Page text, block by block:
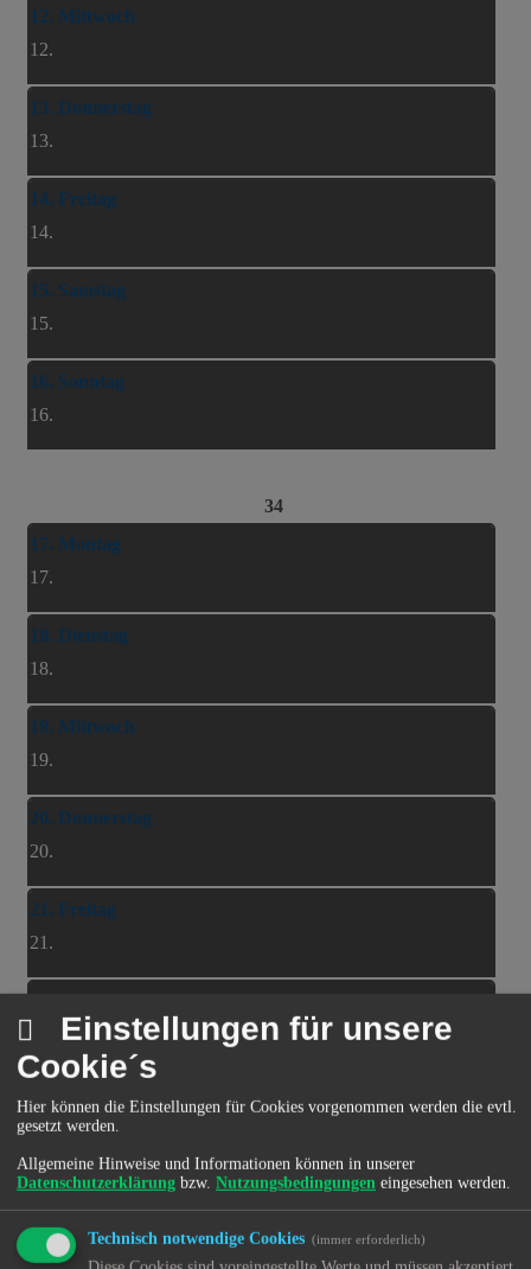
12. Mittwoch
12.
13. Donnerstag
13.
14. Freitag
14.
15. Samstag
15.
16. Sonntag
16.
34
17. Montag
17.
18. Dienstag
18.
19. Mittwoch
19.
20. Donnerstag
20.
21. Freitag
21.
23.
35
24. Montag
Einstellungen für unsere
Cookie´s
Hier können die Einstellungen für Cookies vorgenommen werden die evtl.
gesetzt werden.
Allgemeine Hinweise und Informationen können in unserer
Datenschutzerklärung bzw. Nutzungsbedingungen eingesehen werden.
Technisch notwendige Cookies (immer erforderlich)